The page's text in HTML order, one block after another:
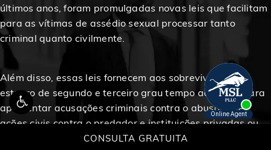
últimos anos, foram promulgadas novas leis que facilitam
para as vítimas de assédio sexual processar tanto
criminal quanto civilmente.
Além disso, essas leis fornecem aos sobreviventes de
estupro de segundo e terceiro grau tempo adicional para
apresentar acusações criminais contra o abusador e
ações civis contra o predador e instituições privadas ou
públicas potencialmente responsáveis pelo ato.
$2,500,000 Premiado em um acidente de construção
$2,500,000
acidente de construção
$2,500,000 Premiado em um acidente de carro
Premiado em um acidente de construção
CONSULTA GRATUITA